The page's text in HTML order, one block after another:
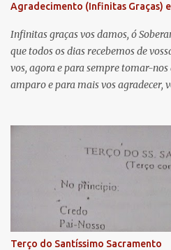
t
á
r
i
o
Agradecimento (Infinitas Graças) e
Infinitas graças vos damos, ó
que todos os dias recebemos de
vos, agora e para sempre tomar-
amparo e para mais vos agradecer,
lágrimas. Eia, pois, Advogada nossa,
misericordiosos a nós volvei, e
Jesus. Bendito é o fruto do vosso
doce e sempre Virgem Maria. Rogai
Para que sejamos dignos das
Terço do Santíssimo Sacramento